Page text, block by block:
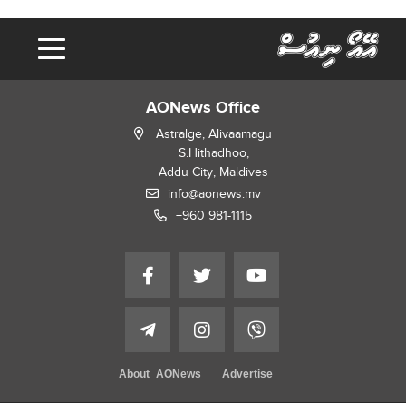
AONews Office
Astralge, Alivaamagu
S.Hithadhoo,
Addu City, Maldives
info@aonews.mv
+960 981-1115
About AONews Advertise